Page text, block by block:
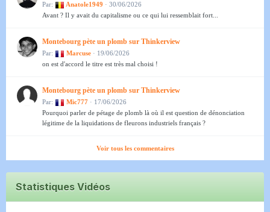
Par: Anatole1949 · 30/06/2026
Avant ? Il y avait du capitalisme ou ce qui lui ressemblait fort...
Montebourg pète un plomb sur Thinkerview
Par: Marcuse · 19/06/2026
on est d'accord le titre est très mal choisi !
Montebourg pète un plomb sur Thinkerview
Par: Mic777 · 17/06/2026
Pourquoi parler de pétage de plomb là où il est question de dénonciation
légitime de la liquidations de fleurons industriels français ?
Voir tous les commentaires
Statistiques Vidéos